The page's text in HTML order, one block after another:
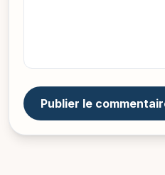
Publier le